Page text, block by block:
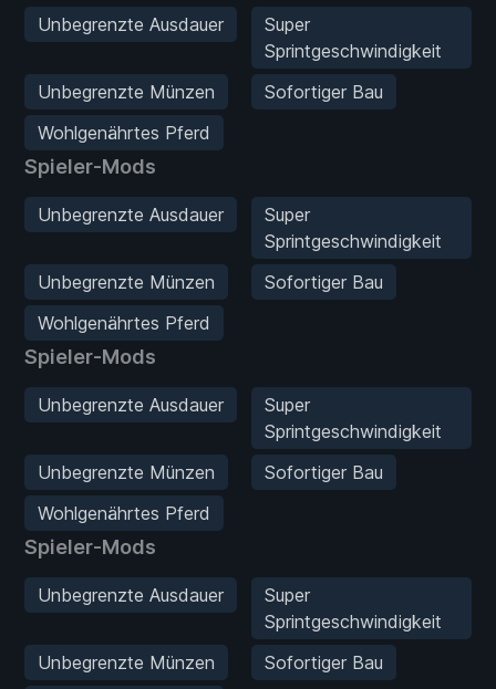
Unbegrenzte Ausdauer
Super
Sprintgeschwindigkeit
Unbegrenzte Münzen
Sofortiger Bau
Wohlgenährtes Pferd
Spieler-Mods
Unbegrenzte Ausdauer
Super
Sprintgeschwindigkeit
Unbegrenzte Münzen
Sofortiger Bau
Wohlgenährtes Pferd
Spieler-Mods
Unbegrenzte Ausdauer
Super
Sprintgeschwindigkeit
Unbegrenzte Münzen
Sofortiger Bau
Wohlgenährtes Pferd
Spieler-Mods
Unbegrenzte Ausdauer
Super
Sprintgeschwindigkeit
Unbegrenzte Münzen
Sofortiger Bau